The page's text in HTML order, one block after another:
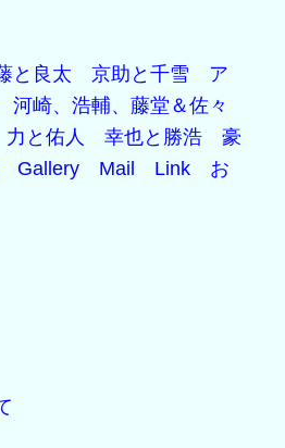
と良太 京助と千雪
ア
河崎、浩輔、藤堂＆佐々
力と佑人 幸也と勝浩
豪
Gallery Mail Link
お